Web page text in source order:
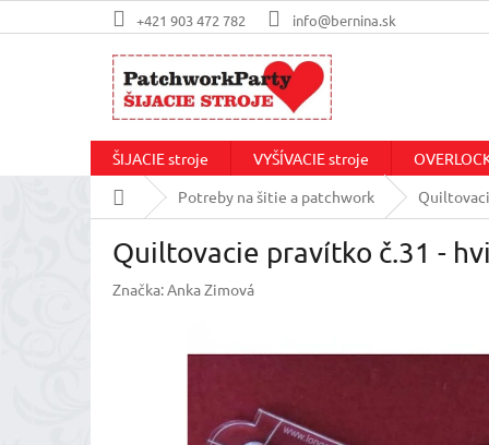
na
+421 903 472 782 info@bernina.sk
ŠIJACIE stroje VYŠÍVACIE stroje
DomovPotreby na šitie a patchwork
Quiltovacie pravítko č.31 -
Značka:Anka Zimová